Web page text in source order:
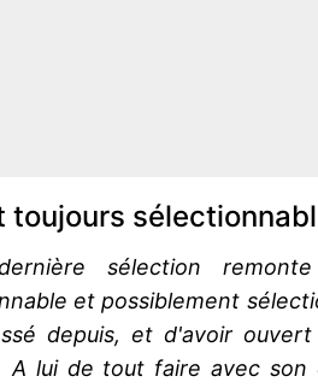
toujours
sélection
et possiblement
depuis, et d'avoir
A lui de tout faire avec son